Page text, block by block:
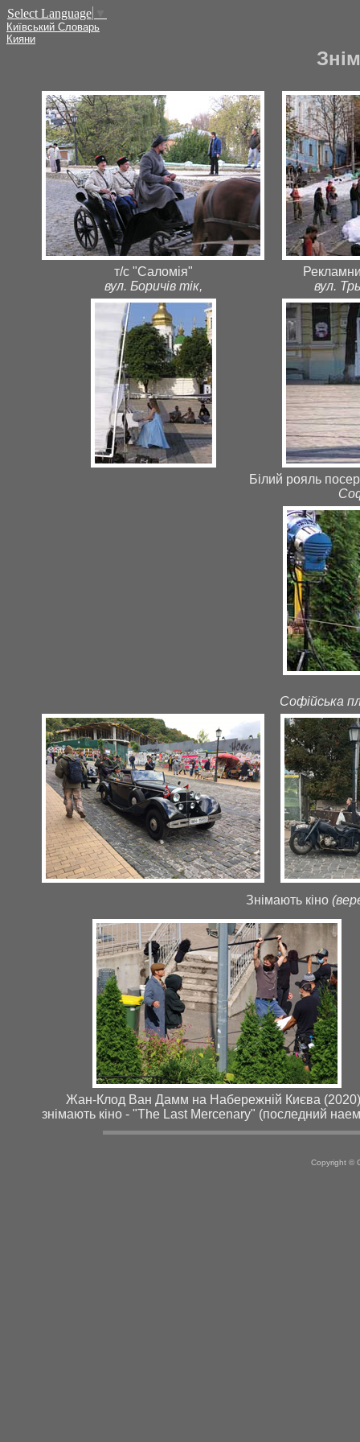
Select Language
Київський Словарь
Кияни
т/с "Саломія"
вул. Боричів тік,
вул.
Білий рояль
Софійська
Знімають кіно
Жан-Клод Ван Дамм на Набережній Києва (2020)
знімають кіно - "The Last Mercenary" (последний
Copyright ©